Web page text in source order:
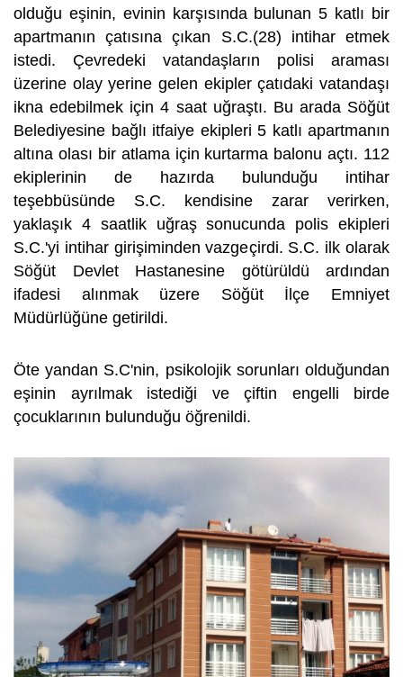
olduğu eşinin, evinin karşısında bulunan 5 katlı bir
apartmanın çatısına çıkan S.C.(28) intihar etmek
istedi. Çevredeki vatandaşların polisi araması
üzerine olay yerine gelen ekipler çatıdaki vatandaşı
ikna edebilmek için 4 saat uğraştı. Bu arada Söğüt
Belediyesine bağlı itfaiye ekipleri 5 katlı apartmanın
altına olası bir atlama için kurtarma balonu açtı. 112
ekiplerinin de hazırda bulunduğu intihar
teşebbüsünde S.C. kendisine zarar verirken,
yaklaşık 4 saatlik uğraş sonucunda polis ekipleri
S.C.'yi intihar girişiminden vazgeçirdi. S.C. ilk olarak
Söğüt Devlet Hastanesine götürüldü ardından
ifadesi alınmak üzere Söğüt İlçe Emniyet
Müdürlüğüne getirildi.
Öte yandan S.C'nin, psikolojik sorunları olduğundan
eşinin ayrılmak istediği ve çiftin engelli birde
çocuklarının bulunduğu öğrenildi.